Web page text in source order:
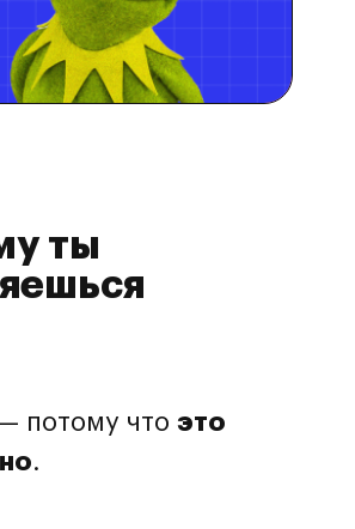
ты
потому что это
.